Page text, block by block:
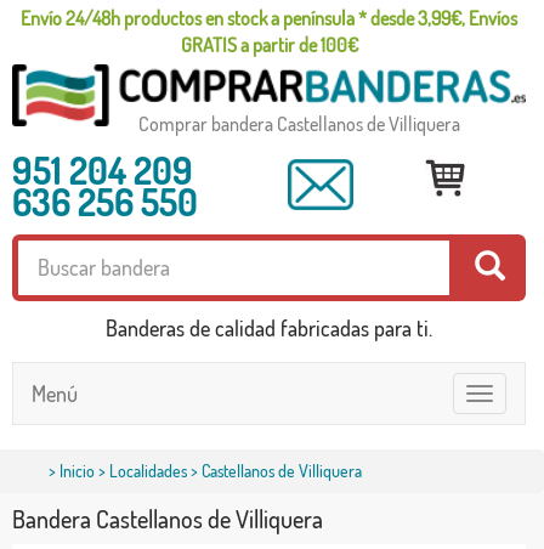
Envío 24/48h productos en stock a península * desde 3,99€, Envíos
GRATIS a partir de 100€
Comprar bandera Castellanos de Villiquera
951 204 209
636 256 550
Banderas de calidad fabricadas para ti.
Toggle
navigation
Menú
> Inicio> Localidades> Castellanos de Villiquera
Bandera Castellanos de Villiquera